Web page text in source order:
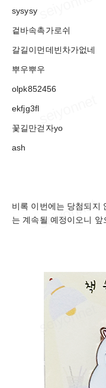
sysysy
겉바속촉가로쉬
갈길이먼데빈차가없네
뿌우뿌우
olpk852456
ekfjg3fl
꽃길만걷자yo
ash
비록 이번에는 당첨되지
는 계속될 예정이오니 앞